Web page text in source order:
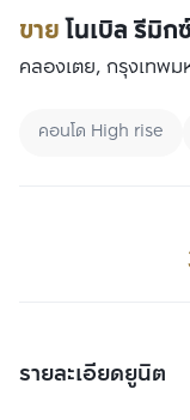
ขายโนเบิล รีมิ
คลองเตย, กรุงเทพม
คอนโด High rise
รายละเอียดยูนิต